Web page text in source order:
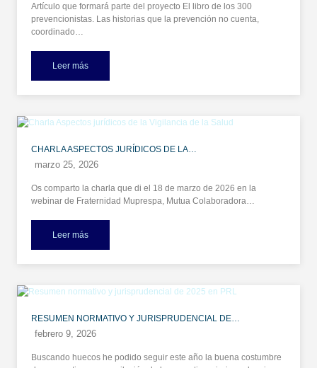
Artículo que formará parte del proyecto El libro de los 300
prevencionistas. Las historias que la prevención no cuenta,
coordinado…
Leer más
CHARLA ASPECTOS JURÍDICOS DE LA…
marzo 25, 2026
Os comparto la charla que di el 18 de marzo de 2026 en la
webinar de Fraternidad Muprespa, Mutua Colaboradora…
Leer más
RESUMEN NORMATIVO Y JURISPRUDENCIAL DE…
febrero 9, 2026
Buscando huecos he podido seguir este año la buena costumbre